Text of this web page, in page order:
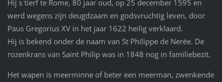
Hij s tierf te Rome, 80 jaar oud, op 25 december 1595 en
werd wegens zijn deugdzaam en godsvruchtig leven, door
Paus Gregorius XV in het jaar 1622 heilig verklaard.
Hij is bekend onder de naam van St Philippe de Nerée. De
rozenkrans van Saint Philip was in 1848 nog in familiebezit.
Het wapen is meerminne of beter een meerman, zwenkende